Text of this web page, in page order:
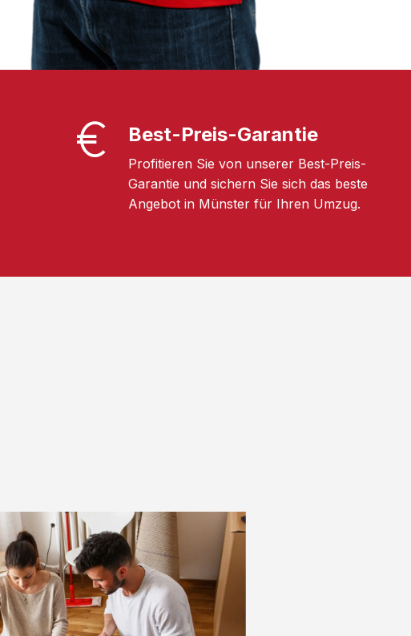
Best-Preis-Garantie
Profitieren Sie von unserer Best-Preis-
Garantie und sichern Sie sich das beste
Angebot in Münster für Ihren Umzug.